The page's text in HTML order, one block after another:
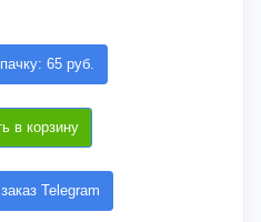
65 руб.
в корзину
Telegram